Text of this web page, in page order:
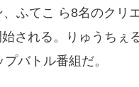
ふてこ ら8名のクリ
される。りゅうちぇ
バトル番組だ。